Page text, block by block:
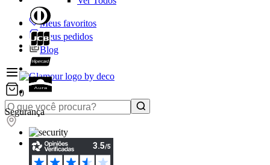
Meus favoritos
Meus pedidos
Blog
0
Segurança